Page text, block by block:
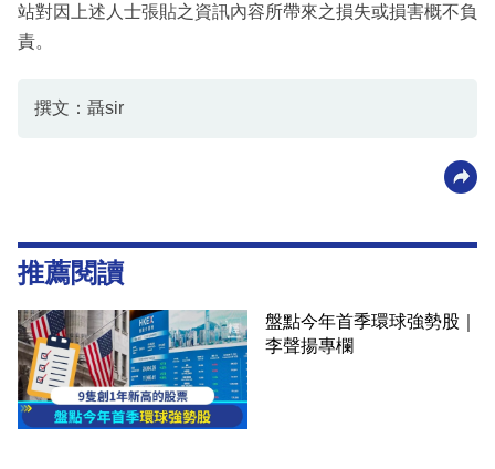
站對因上述人士張貼之資訊內容所帶來之損失或損害概不負
責。
撰文：聶sir
推薦閱讀
盤點今年首季環球強勢股｜
李聲揚專欄